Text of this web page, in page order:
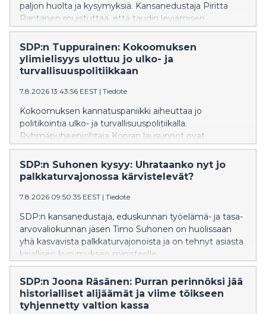
paljon huolta ja kysymyksiä. Kansanedustaja Piritta
Rantanen muistuttaa, että taudin leviämisen
estäminen onnistuu vain, jos ihmisillä on käytössään
oikeaa ja ajantasaista tietoa sekä selkeät
toimintaohjeet.
SDP:n Tuppurainen: Kokoomuksen
ylimielisyys ulottuu jo ulko- ja
turvallisuuspolitiikkaan
7.8.2026 13:43:56 EEST | Tiedote
Kokoomuksen kannatuspaniikki aiheuttaa jo
politikointia ulko- ja turvallisuuspolitiikalla.
Ryhmäpuheenjohtaja Kopran lausunnot ovat
oppikirjaesimerkki siitä, miten kokoomuksen
ulkopoliittinen värisuora aiheuttaa vauhtisokeutta, joka
heikentää Suomen turvallisuutta, SDP:n Tuppurainen
SDP:n Suhonen kysyy: Uhrataanko nyt jo
palkkaturvajonossa kärvistelevät?
7.8.2026 09:50:35 EEST | Tiedote
SDP:n kansanedustaja, eduskunnan työelämä- ja tasa-
arvovaliokunnan jäsen Timo Suhonen on huolissaan
yhä kasvavista palkkaturvajonoista ja on tehnyt asiasta
kirjallisen kysymyksen ministerille.
SDP:n Joona Räsänen: Purran perinnöksi jää
historialliset alijäämät ja viime töikseen
tyhjennetty valtion kassa